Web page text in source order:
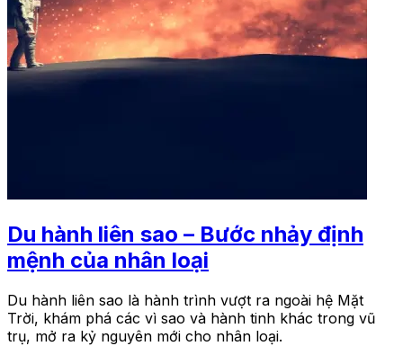
Du hành liên sao – Bước nhảy định
mệnh của nhân loại
Du hành liên sao là hành trình vượt ra ngoài hệ Mặt
Trời, khám phá các vì sao và hành tinh khác trong vũ
trụ, mở ra kỷ nguyên mới cho nhân loại.